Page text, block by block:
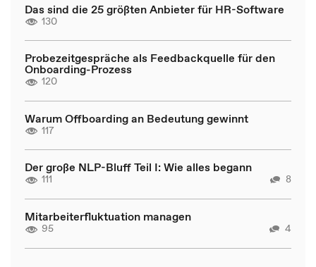
Das sind die 25 größten Anbieter für HR-Software
130
Probezeitgespräche als Feedbackquelle für den
Onboarding-Prozess
120
Warum Offboarding an Bedeutung gewinnt
117
Der große NLP-Bluff Teil I: Wie alles begann
111 8
Mitarbeiterfluktuation managen
95 4